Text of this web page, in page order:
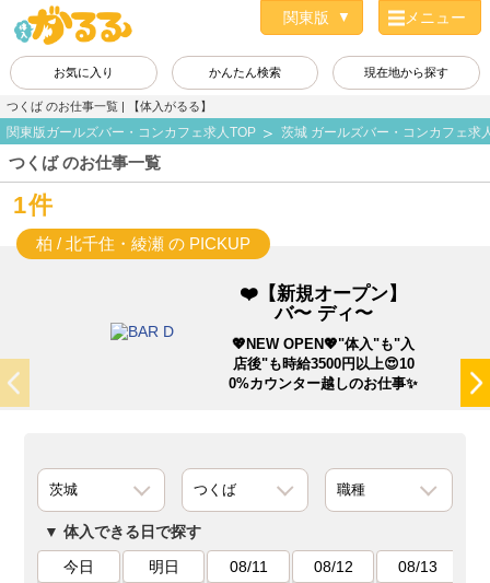
メニュー
お気に入り かんたん検索 現在地から探す
つくば のお仕事一覧 | 【体入がるる】
関東版ガールズバー・コンカフェ求人TOP 茨城 ガールズバー・コンカフェ求
つくば のお仕事一覧
1件
柏 / 北千住・綾瀬 の PICKUP
❤️【新規オープン】
バ〜 ディ〜
💖NEW OPEN💖"体入"も"入
店後"も時給3500円以上😍10
0%カウンター越しのお仕事✨
体入できる日で探す
今日
明日 08/11 08/12 08/13